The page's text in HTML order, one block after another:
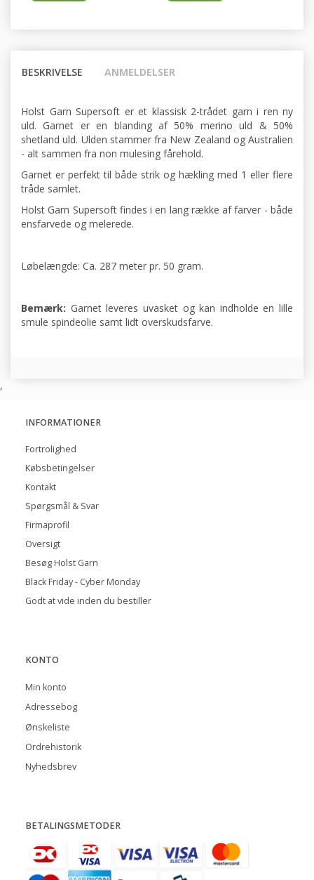
BESKRIVELSE ANMELDELSER
Holst Garn Supersoft er et klassisk 2-trådet garn i ren ny
uld. Garnet er en blanding af 50% merino uld & 50%
shetland uld. Ulden stammer fra New Zealand og Australien
- alt sammen fra non mulesing fårehold.
Garnet er perfekt til både strik og hækling med 1 eller flere
tråde samlet.
Holst Garn Supersoft findes i en lang række af farver - både
ensfarvede og melerede.
Løbelængde: Ca. 287 meter pr. 50 gram.
Bemærk: Garnet leveres uvasket og kan indholde en lille
smule spindeolie samt lidt overskudsfarve.
,
INFORMATIONER
Fortrolighed
Købsbetingelser
Kontakt
Spørgsmål & Svar
Firmaprofil
Oversigt
Besøg Holst Garn
Black Friday - Cyber Monday
Godt at vide inden du bestiller
KONTO
Min konto
Adressebog
Ønskeliste
Ordrehistorik
Nyhedsbrev
BETALINGSMETODER